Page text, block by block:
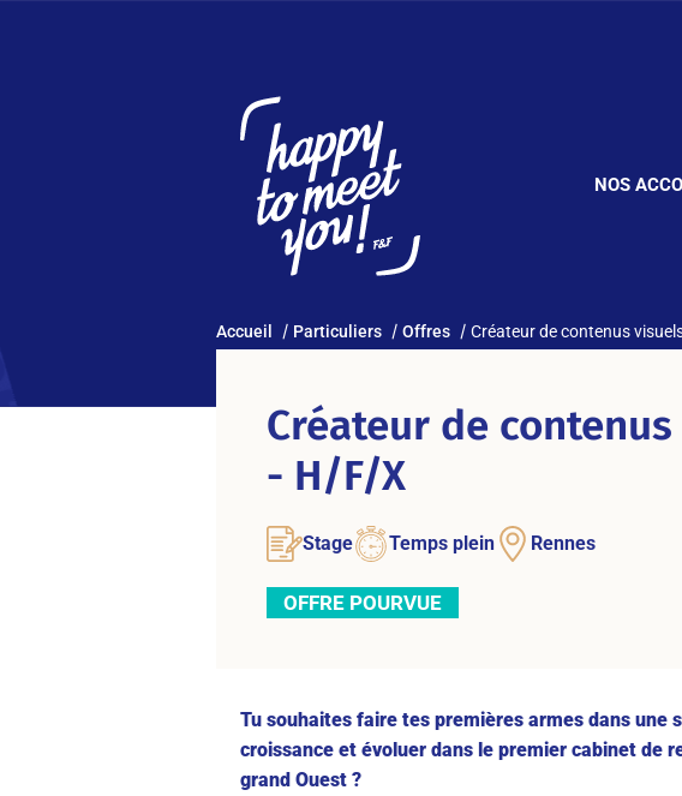
NOS
Accueil Particuliers Offres Créateur de contenus
Créateur de
- H/F/X
Stage Temps plein Rennes
OFFRE POURVUE
Tu souhaites faire tes premières armes dans une
croissance et évoluer dans le premier cabinet de
grand Ouest ?